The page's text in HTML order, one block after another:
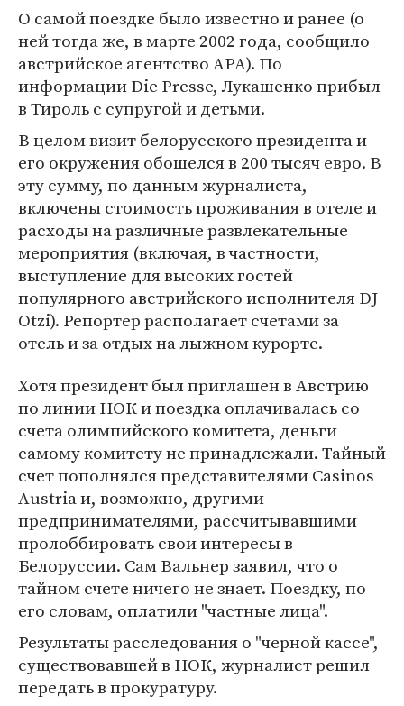
О самой поездке было известно и ранее (о
ней тогда же, в марте 2002 года, сообщило
австрийское агентство APA). По
информации Die Presse, Лукашенко прибыл
в Тироль с супругой и детьми.
В целом визит белорусского президента и
его окружения обошелся в 200 тысяч евро. В
эту сумму, по данным журналиста,
включены стоимость проживания в отеле и
расходы на различные развлекательные
мероприятия (включая, в частности,
выступление для высоких гостей
популярного австрийского исполнителя DJ
Otzi). Репортер располагает счетами за
отель и за отдых на лыжном курорте.
Хотя президент был приглашен в Австрию
по линии НОК и поездка оплачивалась со
счета олимпийского комитета, деньги
самому комитету не принадлежали. Тайный
счет пополнялся представителями Casinos
Austria и, возможно, другими
предпринимателями, рассчитывавшими
пролоббировать свои интересы в
Белоруссии. Сам Вальнер заявил, что о
тайном счете ничего не знает. Поездку, по
его словам, оплатили "частные лица".
Результаты расследования о "черной кассе",
существовавшей в НОК, журналист решил
передать в прокуратуру.